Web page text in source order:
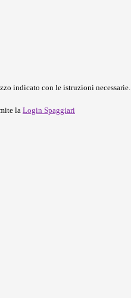
indicato con le istruzioni necessarie.
la Login Spaggiari